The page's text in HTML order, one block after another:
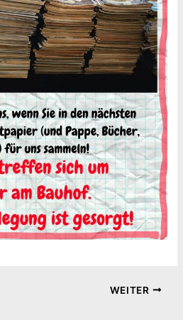
WEITER